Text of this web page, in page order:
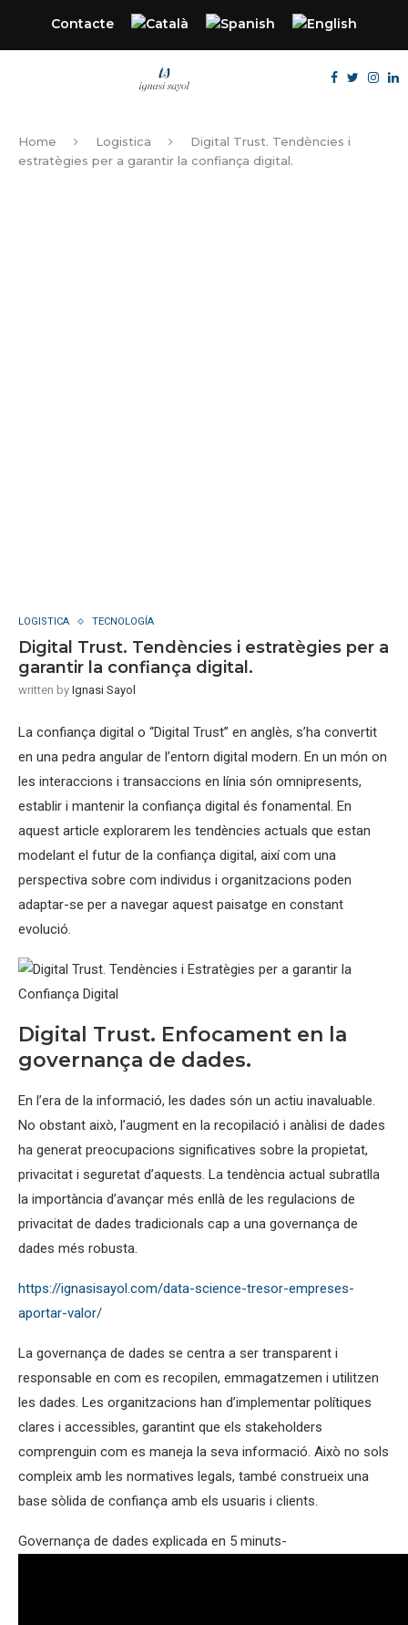
Contacte
Home Logistica
Digital Trust. Tendències i
estratègies per a garantir la confiança digital.
LOGISTICA TECNOLOGÍA
Digital Trust. Tendències i estratègies per a
garantir la confiança digital.
written by Ignasi Sayol
La confiança digital o “Digital Trust” en anglès, s’ha convertit
en una pedra angular de l’entorn digital modern. En un món on
les interaccions i transaccions en línia són omnipresents,
establir i mantenir la confiança digital és fonamental. En
aquest article explorarem les tendències actuals que estan
modelant el futur de la confiança digital, així com una
perspectiva sobre com individus i organitzacions poden
adaptar-se per a navegar aquest paisatge en constant
evolució.
Digital Trust. Enfocament en la
governança de dades.
En l’era de la informació, les dades són un actiu inavaluable.
No obstant això, l’augment en la recopilació i anàlisi de dades
ha generat preocupacions significatives sobre la propietat,
privacitat i seguretat d’aquests. La tendència actual subratlla
la importància d’avançar més enllà de les regulacions de
privacitat de dades tradicionals cap a una governança de
dades més robusta.
https://ignasisayol.com/data-science-tresor-empreses-
aportar-valor/
La governança de dades se centra a ser transparent i
responsable en com es recopilen, emmagatzemen i utilitzen
les dades. Les organitzacions han d’implementar polítiques
clares i accessibles, garantint que els stakeholders
comprenguin com es maneja la seva informació. Això no sols
compleix amb les normatives legals, també construeix una
base sòlida de confiança amb els usuaris i clients.
Governança de dades explicada en 5 minuts-